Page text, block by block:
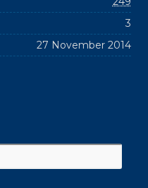
3
27 November 2014